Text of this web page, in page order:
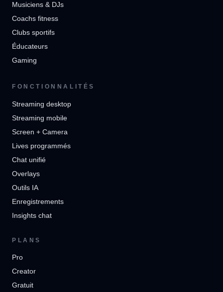
Musiciens & DJs
Coachs fitness
Clubs sportifs
Éducateurs
Gaming
FONCTIONNALITÉS
Streaming desktop
Streaming mobile
Screen + Camera
Lives programmés
Chat unifié
Overlays
Outils IA
Enregistrements
Insights chat
PLANS
Pro
Creator
Gratuit